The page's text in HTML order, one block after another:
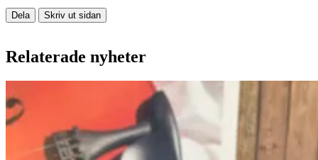
Dela Skriv ut sidan
Relaterade nyheter